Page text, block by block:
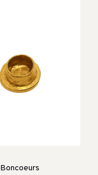
Boncoeurs